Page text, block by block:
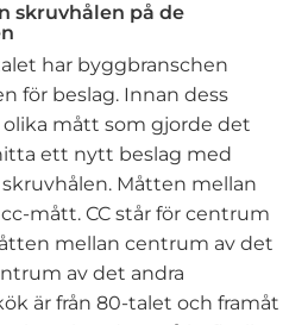
skruvhålen på de
har byggbranschen
för beslag. Innan dess
mått som gjorde det
ett nytt beslag med
Måtten mellan
mått. CC står för centrum
mellan centrum av det
av det andra
är från 80-talet och framåt